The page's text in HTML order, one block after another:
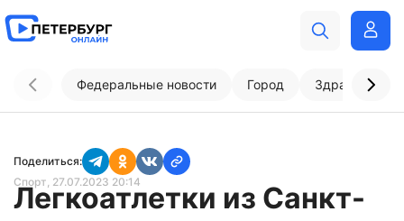
Федеральные новости Город
Поделиться:
Спорт, 27.07.2023 20:14
Легкоатлетки из Санкт-